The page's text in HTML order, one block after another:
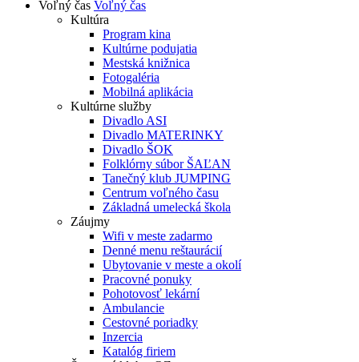
Voľný čas Voľný čas
Kultúra
Program kina
Kultúrne podujatia
Mestská knižnica
Fotogaléria
Mobilná aplikácia
Kultúrne služby
Divadlo ASI
Divadlo MATERINKY
Divadlo ŠOK
Folklórny súbor ŠAĽAN
Tanečný klub JUMPING
Centrum voľného času
Základná umelecká škola
Záujmy
Wifi v meste zadarmo
Denné menu reštaurácií
Ubytovanie v meste a okolí
Pracovné ponuky
Pohotovosť lekární
Ambulancie
Cestovné poriadky
Inzercia
Katalóg firiem